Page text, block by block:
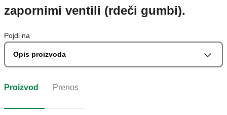
zapornimi ventili (rdeči gumbi).
Pojdi na
Opis proizvoda
Proizvod Prenos